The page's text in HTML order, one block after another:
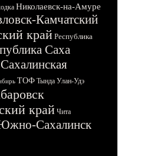
Николаевск-на-Амуре
Камчатский
крайРеспублика
Саха
Сахалинская
ТОФ Тында Улан-Удэ
край Чита
Сахалинск